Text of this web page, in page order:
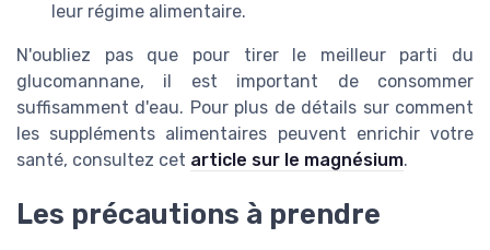
leur régime alimentaire.
N'oubliez pas que pour tirer le meilleur parti du
glucomannane, il est important de consommer
suffisamment d'eau. Pour plus de détails sur comment
les suppléments alimentaires peuvent enrichir votre
santé, consultez cet article sur le magnésium.
Les précautions à prendre